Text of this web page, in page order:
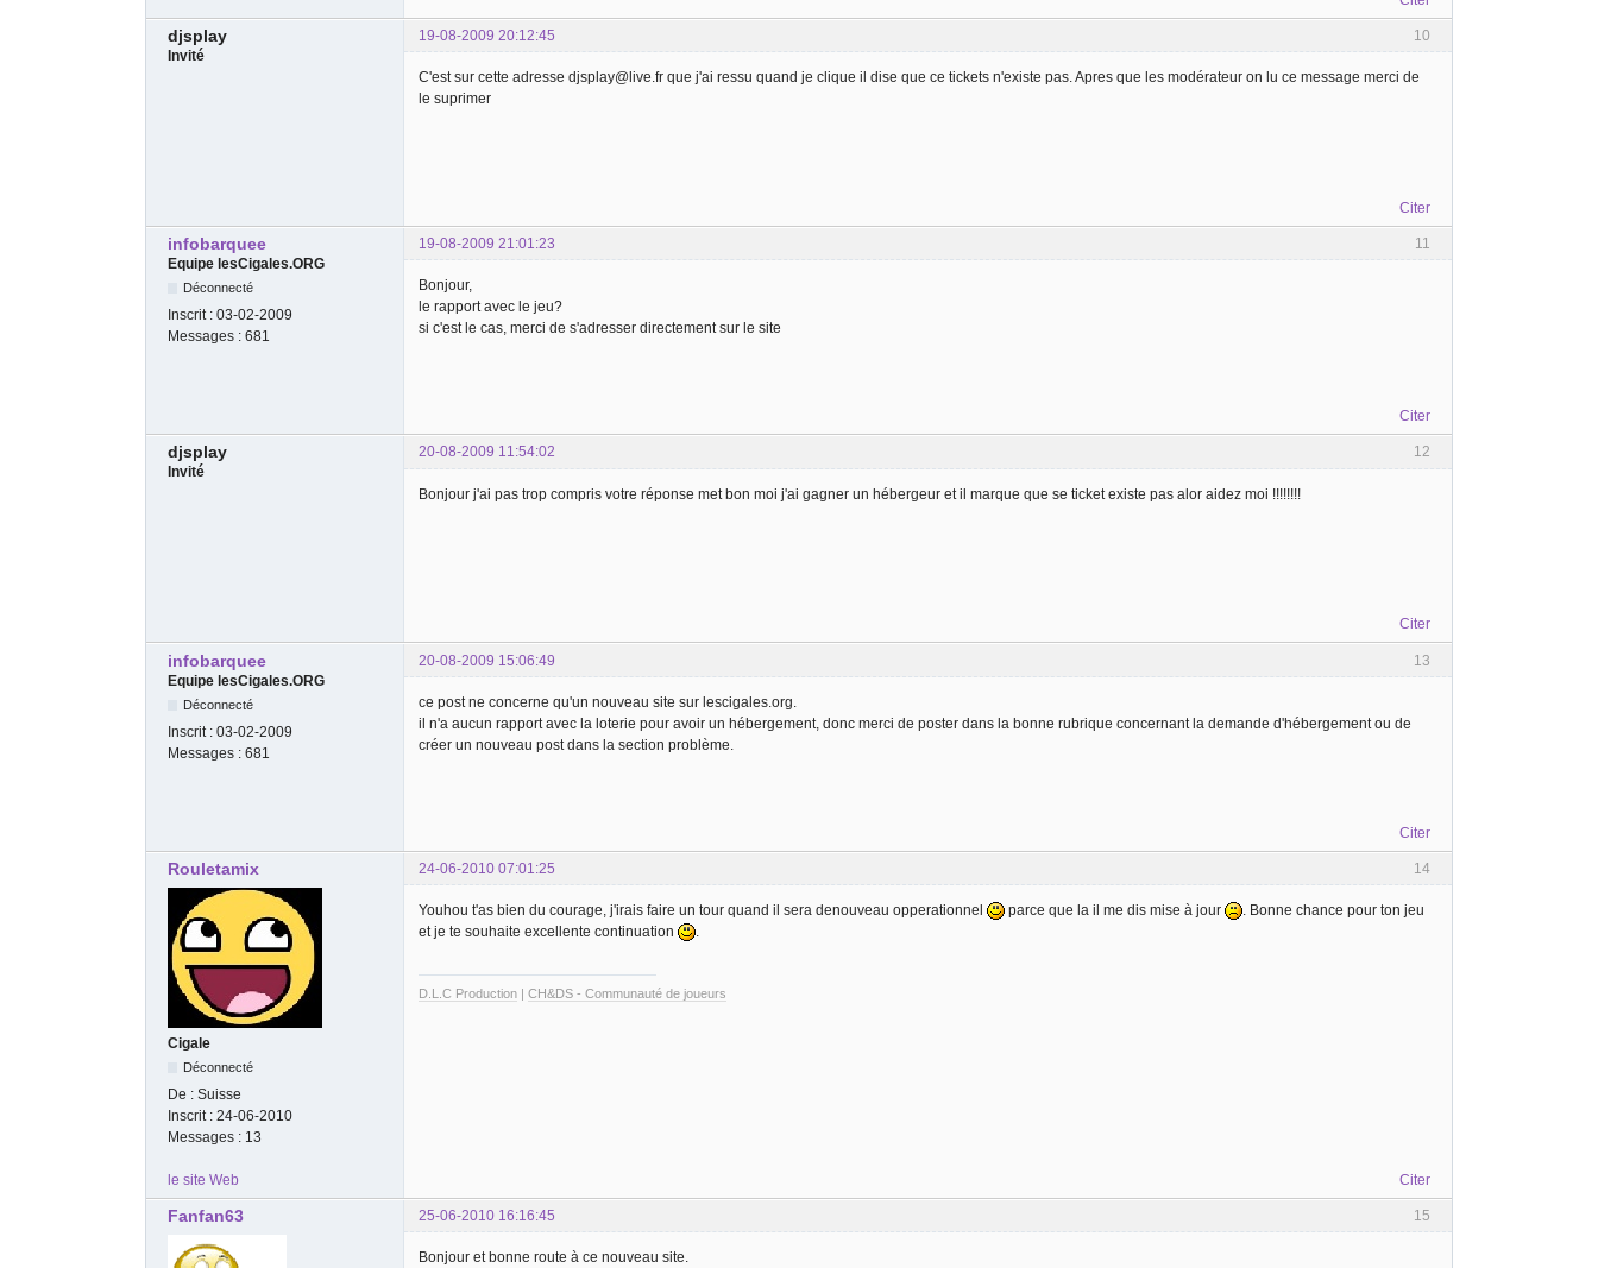
10
djsplay
19-08-2009 20:12:45
Invité
C'est sur cette adresse djsplay@live.fr que j'ai ressu quand je clique il dise que ce tickets n'existe pas. Apres que les modérateur on lu ce message merci de
le suprimer
Citer
11
infobarquee
19-08-2009 21:01:23
Equipe lesCigales.ORG
Déconnecté
Inscrit : 03-02-2009
Messages : 681
Bonjour,
le rapport avec le jeu?
si c'est le cas, merci de s'adresser directement sur le site
Citer
12
djsplay
20-08-2009 11:54:02
Invité
Bonjour j'ai pas trop compris votre réponse met bon moi j'ai gagner un hébergeur et il marque que se ticket existe pas alor aidez moi !!!!!!!!
Citer
13
infobarquee
20-08-2009 15:06:49
Equipe lesCigales.ORG
Déconnecté
Inscrit : 03-02-2009
Messages : 681
ce post ne concerne qu'un nouveau site sur lescigales.org.
il n'a aucun rapport avec la loterie pour avoir un hébergement, donc merci de poster dans la bonne rubrique concernant la demande d'hébergement ou de
créer un nouveau post dans la section problème.
Citer
14
Rouletamix 24-06-2010 07:01:25
Cigale
Déconnecté
De : Suisse
Inscrit : 24-06-2010
Messages : 13
Youhou t'as bien du courage, j'irais faire un tour quand il sera denouveau opperationnel parce que la il me dis mise à jour
. Bonne chance pour ton jeu
et je te souhaite excellente continuation
.
D.L.C Production | CH&DS - Communauté de joueurs
le site Web Citer
15
Fanfan63 25-06-2010 16:16:45
Bonjour et bonne route à ce nouveau site.